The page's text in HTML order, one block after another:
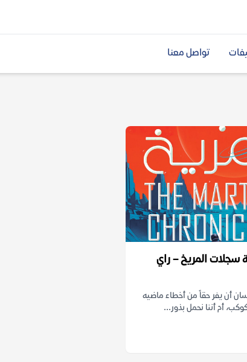
تواصل معنا
سجلات المريخ – راي
أن يفر حقاً من أخطاء ماضيه
أم أننا نحمل بذور...